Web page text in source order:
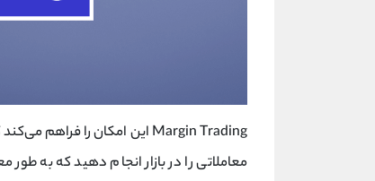
Margin Trading این امکان را فراهم می‌کند که شما به عنوان یک
معاملاتی را در بازار انجام دهید که به طور